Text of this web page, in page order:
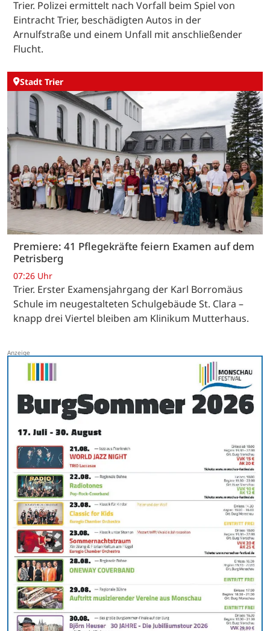
Trier. Polizei ermittelt nach Vorfall beim Spiel von
Eintracht Trier, beschädigten Autos in der
Arnulfstraße und einem Unfall mit anschließender
Flucht.
Stadt Trier
Premiere: 41 Pflegekräfte feiern Examen auf dem
Petrisberg
07:26 Uhr
Trier. Erster Examensjahrgang der Karl Borromäus
Schule im neugestalteten Schulgebäude St. Clara –
knapp drei Viertel bleiben am Klinikum Mutterhaus.